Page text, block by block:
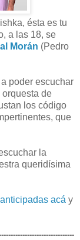
ésta es tu
a las 18, se
Morán (Pedro
poder escuchar
orquesta de
los código
que
la
queridísima
acá y